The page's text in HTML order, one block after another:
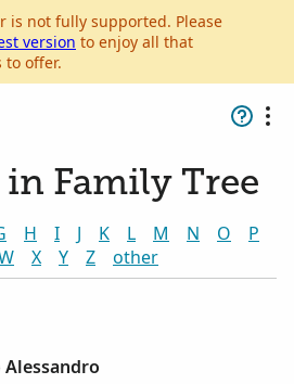
is not fully supported. Please
version to enjoy all that
to offer.
Family Tree
H I J K L M N O
P
X Y Z other